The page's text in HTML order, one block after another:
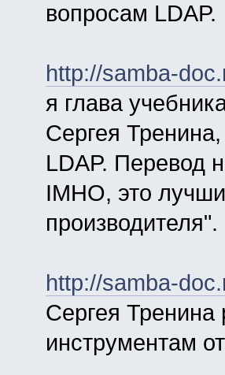
вопросам LDAP.
http://samba-
я глава
Сергея
LDAP. Перевод
IMHO, это
производителя".
http://samba-
Сергея Тренина
инструментам